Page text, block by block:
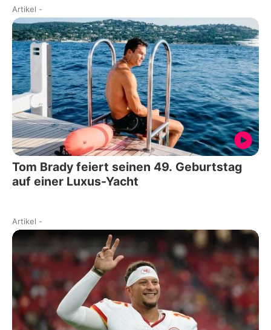
Artikel -
Tom Brady feiert seinen 49. Geburtstag
auf einer Luxus-Yacht
Artikel -